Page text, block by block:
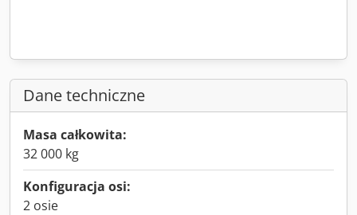
Dane techniczne
Masa całkowita:
32 000 kg
Konfiguracja osi:
2 osie